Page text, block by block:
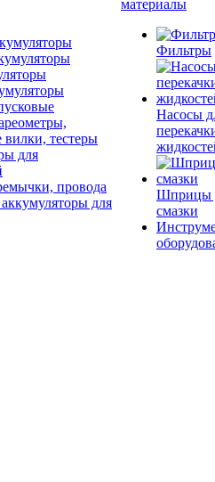
вилки, тестеры
для
провода
для
материалы
Фильтры
Насосы
Шприцы
смазки